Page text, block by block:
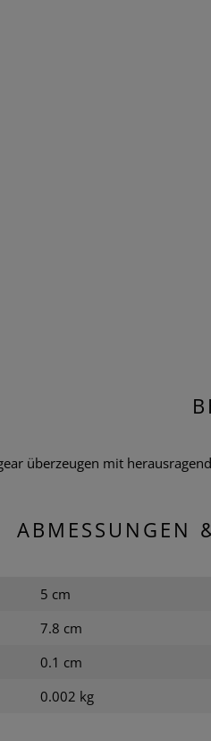
überzeugen mit
ABMESSUNGEN
5 cm
7.8 cm
0.1 cm
0.002 kg